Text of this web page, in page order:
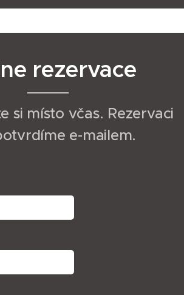
rezervace
si místo včas. Rezervaci
e-mailem.